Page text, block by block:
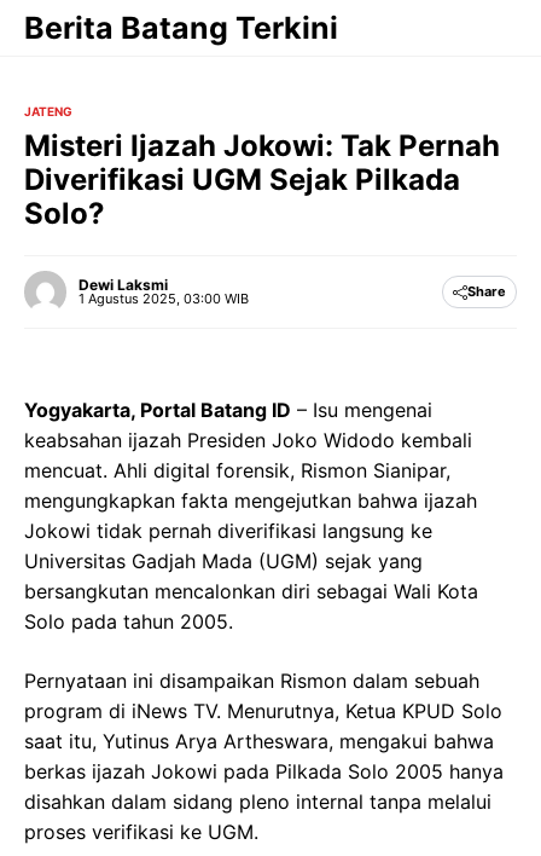
Langsung
Berita Batang Terkini
JATENG
Misteri Ijazah Jokowi: Tak Pernah
Diverifikasi UGM Sejak Pilkada
Solo?
Dewi Laksmi
1 Agustus 2025, 03:00 WIB Share
Yogyakarta, Portal Batang ID – Isu mengenai
keabsahan ijazah Presiden Joko Widodo kembali
mencuat. Ahli digital forensik, Rismon Sianipar,
mengungkapkan fakta mengejutkan bahwa ijazah
Jokowi tidak pernah diverifikasi langsung ke
Universitas Gadjah Mada (UGM) sejak yang
bersangkutan mencalonkan diri sebagai Wali Kota
Solo pada tahun 2005.
Pernyataan ini disampaikan Rismon dalam sebuah
program di iNews TV. Menurutnya, Ketua KPUD Solo
saat itu, Yutinus Arya Artheswara, mengakui bahwa
berkas ijazah Jokowi pada Pilkada Solo 2005 hanya
disahkan dalam sidang pleno internal tanpa melalui
proses verifikasi ke UGM.